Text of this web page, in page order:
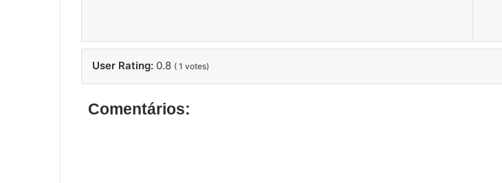
User Rating: 0.8 ( 1 votes)
Comentários: